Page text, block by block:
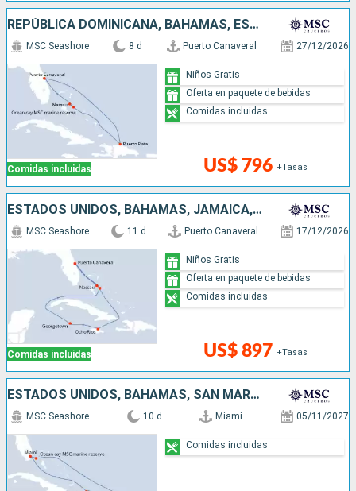
REPÚBLICA DOMINICANA, BAHAMAS, ESTADOS UNIDOS
Comidas incluidas
MSC Seashore 8 d Puerto Canaveral 27/12/2026
US$ 796 +Tasas
Niños Gratis
Oferta en paquete de bebidas
Comidas incluidas
ESTADOS UNIDOS, BAHAMAS, JAMAICA, ISLAS CAIMÁN
Comidas incluidas
MSC Seashore 11 d Puerto Canaveral 17/12/2026
US$ 897 +Tasas
Niños Gratis
Oferta en paquete de bebidas
Comidas incluidas
ESTADOS UNIDOS, BAHAMAS, SAN MARTÍN, REPÚBLICA DOMINICANA
MSC Seashore 10 d Miami 05/11/2027
Comidas incluidas